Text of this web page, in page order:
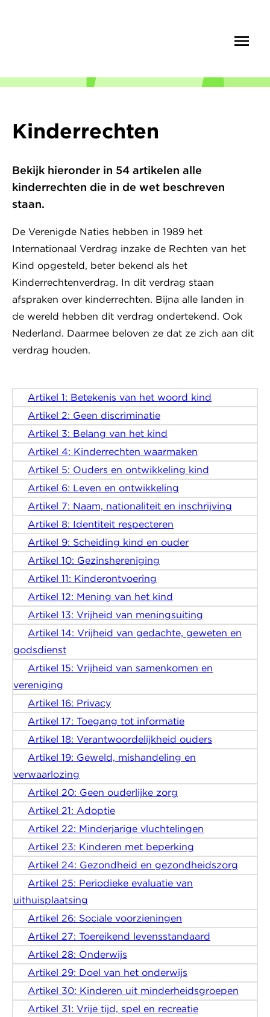
inhoud
Kinderrechten
Bekijk hieronder in 54 artikelen alle
kinderrechten die in de wet beschreven
staan.
De Verenigde Naties hebben in 1989 het
Internationaal Verdrag inzake de Rechten van het
Kind opgesteld, beter bekend als het
Kinderrechtenverdrag. In dit verdrag staan
afspraken over kinderrechten. Bijna alle landen in
de wereld hebben dit verdrag ondertekend. Ook
Nederland. Daarmee beloven ze dat ze zich aan dit
verdrag houden.
Artikel 1: Betekenis van het woord kind
Artikel 2: Geen discriminatie
Artikel 3: Belang van het kind
Artikel 4: Kinderrechten waarmaken
Artikel 5: Ouders en ontwikkeling kind
Artikel 6: Leven en ontwikkeling
Artikel 7: Naam, nationaliteit en inschrijving
Artikel 8: Identiteit respecteren
Artikel 9: Scheiding kind en ouder
Artikel 10: Gezinshereniging
Artikel 11: Kinderontvoering
Artikel 12: Mening van het kind
Artikel 13: Vrijheid van meningsuiting
Artikel 14: Vrijheid van gedachte, geweten en
godsdienst
Artikel 15: Vrijheid van samenkomen en
vereniging
Artikel 16: Privacy
Artikel 17: Toegang tot informatie
Artikel 18: Verantwoordelijkheid ouders
Artikel 19: Geweld, mishandeling en
verwaarlozing
Artikel 20: Geen ouderlijke zorg
Artikel 21: Adoptie
Artikel 22: Minderjarige vluchtelingen
Artikel 23: Kinderen met beperking
Artikel 24: Gezondheid en gezondheidszorg
Artikel 25: Periodieke evaluatie van
uithuisplaatsing
Artikel 26: Sociale voorzieningen
Artikel 27: Toereikend levensstandaard
Artikel 28: Onderwijs
Artikel 29: Doel van het onderwijs
Artikel 30: Kinderen uit minderheidsgroepen
Artikel 31: Vrije tijd, spel en recreatie